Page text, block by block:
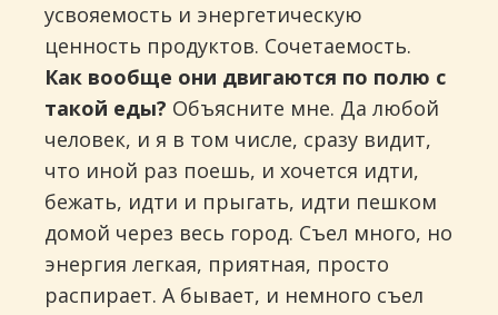
усвояемость и энергетическую
ценность продуктов. Сочетаемость.
Как вообще они двигаются по полю с
такой еды? Объясните мне. Да любой
человек, и я в том числе, сразу видит,
что иной раз поешь, и хочется идти,
бежать, идти и прыгать, идти пешком
домой через весь город. Съел много, но
энергия легкая, приятная, просто
распирает. А бывает, и немного съел